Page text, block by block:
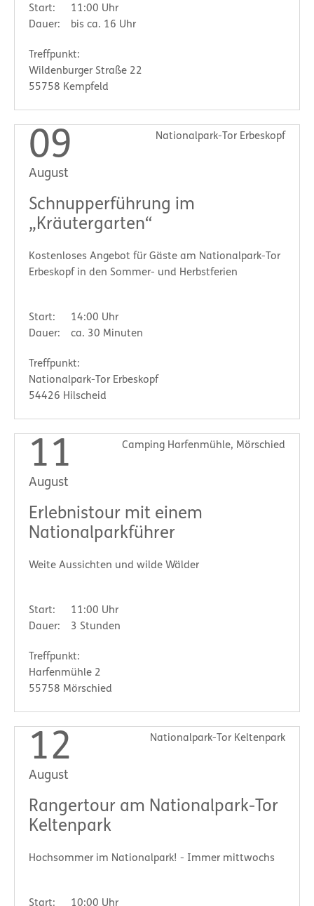
Start:
11:00 Uhr
Dauer:
bis ca. 16 Uhr
Treffpunkt:
Wildenburger Straße 22
55758 Kempfeld
09
August
Nationalpark-Tor Erbeskopf
Schnupperführung im
„Kräutergarten“
Kostenloses Angebot für Gäste am Nationalpark-Tor
Erbeskopf in den Sommer- und Herbstferien
Start:
14:00 Uhr
Dauer:
ca. 30 Minuten
Treffpunkt:
Nationalpark-Tor Erbeskopf
54426 Hilscheid
11
August
Camping Harfenmühle, Mörschied
Erlebnistour mit einem
Nationalparkführer
Weite Aussichten und wilde Wälder
Start:
11:00 Uhr
Dauer:
3 Stunden
Treffpunkt:
Harfenmühle 2
55758 Mörschied
12
August
Nationalpark-Tor Keltenpark
Rangertour am Nationalpark-Tor
Keltenpark
Hochsommer im Nationalpark! - Immer mittwochs
Start: 10:00 Uhr